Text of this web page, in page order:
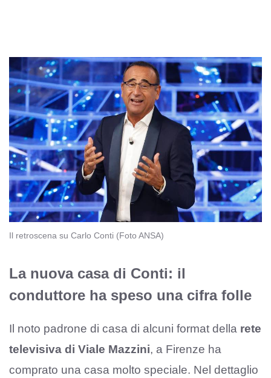
Il retroscena su Carlo Conti (Foto ANSA)
La nuova casa di Conti: il
conduttore ha speso una cifra folle
Il noto padrone di casa di alcuni format della rete
televisiva di Viale Mazzini, a Firenze ha
comprato una casa molto speciale. Nel dettaglio